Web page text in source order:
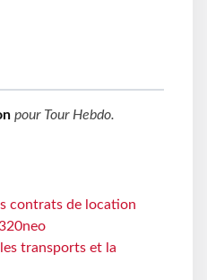
pour Tour Hebdo.
contrats de location
transports et la